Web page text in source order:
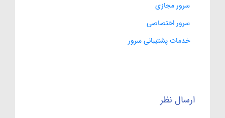
سرور مجازی
سرور اختصاصی
خدمات پشتیبانی سرور
ارسال نظر